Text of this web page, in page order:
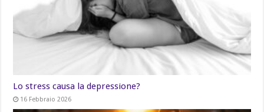
Lo stress causa la depressione?
16 Febbraio 2026